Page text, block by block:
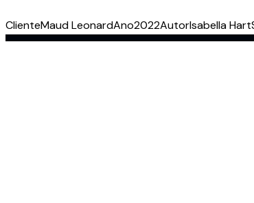
ClienteMaud LeonardAno2022AutorIsabella Hart